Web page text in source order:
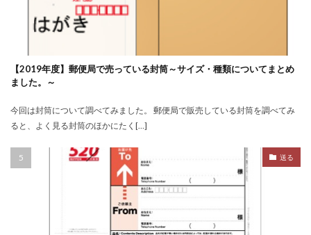
【2019年度】郵便局で売っている封筒～サイズ・種類についてまとめ
ました。～
今回は封筒について調べてみました。 郵便局で販売している封筒を調べてみ
ると、よく見る封筒のほかにたく[…]
送る